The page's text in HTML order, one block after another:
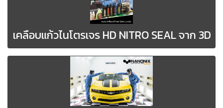
เคลือบแก้วไนโตรเจร HD NITRO SEAL จาก 3D